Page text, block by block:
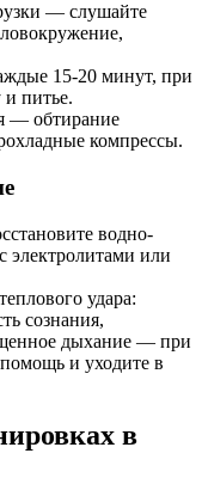
— слушайте
15-20 минут, при
питье.
— обтирание
компрессы.
водно-
электролитами или
удара:
сознания,
дыхание — при
и уходите в
в